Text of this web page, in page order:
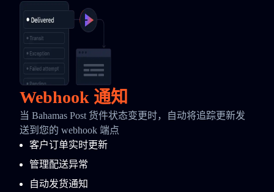
Webhook 通知
当 Bahamas Post 货件状态变更时，自动将追踪更新发
送到您的 webhook 端点
客户订单实时更新
管理配送异常
自动发货通知